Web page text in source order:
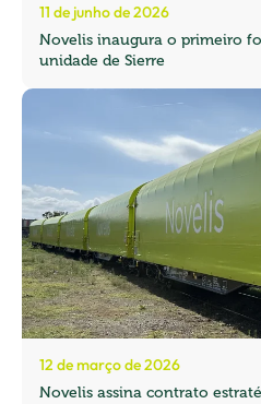
11 de junho de 2026
Novelis inaugura o primeiro
unidade de Sierre
12 de março de 2026
Novelis assina contrato